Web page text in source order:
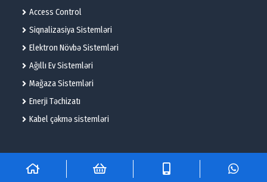
Access Control
Siqnalizasiya Sistemləri
Elektron Növbə Sistemləri
Ağıllı Ev Sistemləri
Mağaza Sistemləri
Enerji Təchizatı
Kabel çəkmə sistemləri
© 2025 – Flame Technologies